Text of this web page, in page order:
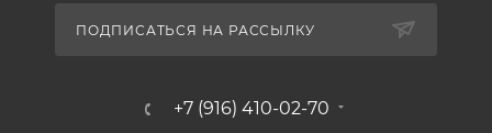
ПОДПИСАТЬСЯ НА РАССЫЛКУ
+7 (916) 410-02-70